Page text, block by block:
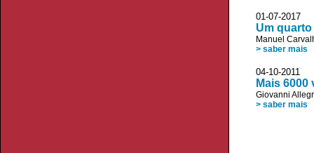
01-07-
Um
Manuel
> saber mais
04-10-2011
Mais
Giovanni
> saber mais